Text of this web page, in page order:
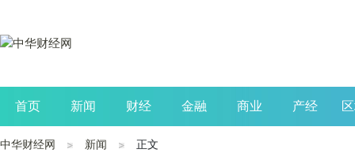
首页 新闻 财经 金融 商业 产经
公司 生活 读书
中华财经网 新闻 正文